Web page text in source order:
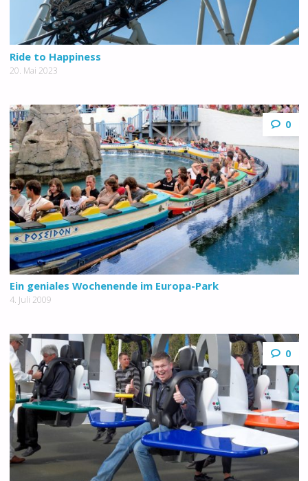
Ride to Happiness
20. Mai 2023
0
Ein geniales Wochenende im Europa-Park
4. Juli 2009
0